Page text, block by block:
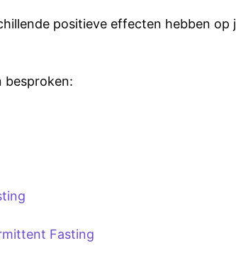
positieve effecten hebben
besproken:
Fasting